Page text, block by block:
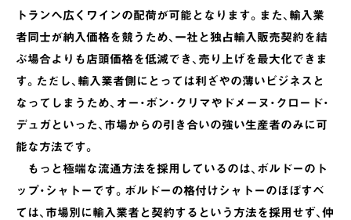
トランへ広くワインの配荷が可能となります。また、輸入業
者同士が納入価格を競うため、一社と独占輸入販売契約を結
ぶ場合よりも店頭価格を低減でき、売り上げを最大化できま
す。ただし、輸入業者側にとっては利ざやの薄いビジネスと
なってしまうため、オー・ボン・クリマやドメーヌ・クロード・
デュガといった、市場からの引き合いの強い生産者のみに可
能な方法です。
もっと極端な流通方法を採用しているのは、ボルドーのト
ップ・シャトーです。ボルドーの格付けシャトーのほぼすべ
ては、市場別に輸入業者と契約するという方法を採用せず、仲